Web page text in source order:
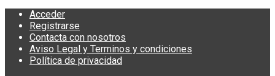
Acceder
Registrarse
Contacta con nosotros
Aviso Legal y Terminos y condiciones
Política de privacidad